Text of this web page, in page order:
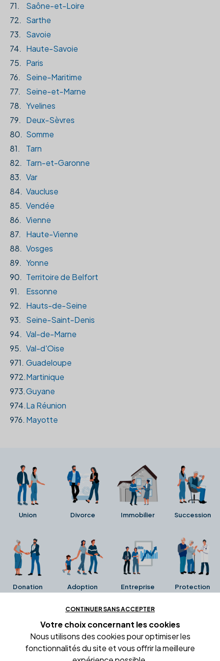
71.
Saône-et-Loire
72. Sarthe
73.
Savoie
74. Haute-Savoie
75. Paris
76.
Seine-Maritime
77.
Seine-et-Marne
78. Yvelines
79.
Deux-Sèvres
80. Somme
81.
Tarn
82. Tarn-et-Garonne
83. Var
84. Vaucluse
85. Vendée
86. Vienne
87.
Haute-Vienne
88. Vosges
89. Yonne
90. Territoire de Belfort
91.
Essonne
92. Hauts-de-Seine
93.
Seine-Saint-Denis
94. Val-de-Marne
95. Val-d'Oise
971. Guadeloupe
972.Martinique
973.Guyane
974.La Réunion
976. Mayotte
Union Divorce Immobilier Succession
Donation Adoption Entreprise Protection
Ces avis proviennent directement de la fiche Google
Business de l'office notarial. Ils n'ont ni été collectés ni
été vérifiés par Alexia.fr.
CONTINUER SANS ACCEPTER
Votre choix concernant les cookies
Nous utilisons des cookies pour optimiser les
fonctionnalités du site et vous offrir la meilleure